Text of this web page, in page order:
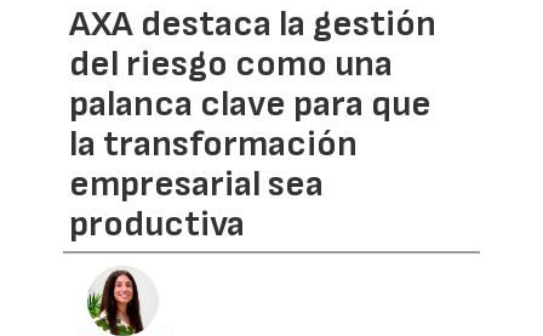
AXA destaca la gestión
del riesgo como una
palanca clave para que
la transformación
empresarial sea
productiva